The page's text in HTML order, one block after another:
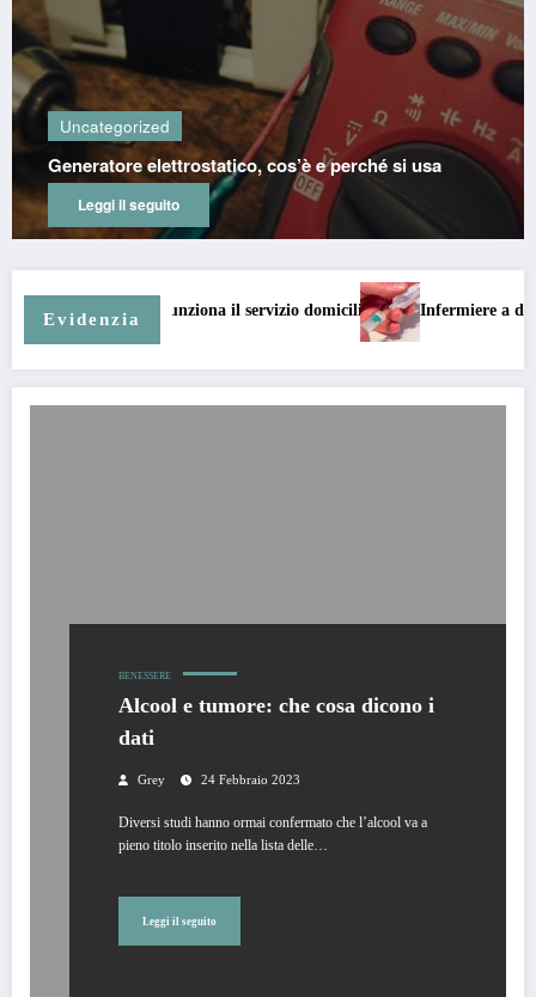
Uncategorized
Generatore elettrostatico, cos’è e perché si usa
Leggi il seguito
Evidenzia
il servizio domiciliare Infermiere a domicilio a Roma: assistenza
BENESSERE
Alcool e tumore: che cosa dicono i
dati
Grey 24 Febbraio 2023
Diversi studi hanno ormai confermato che l’alcool va a
pieno titolo inserito nella lista delle…
Leggi il seguito